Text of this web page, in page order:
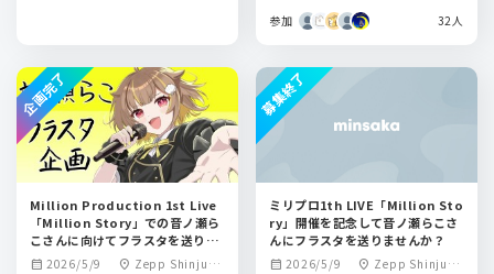
参加 32人
Million Production 1st Live
「Million Story」での音ノ瀬ら
こさんに向けてフラスタを送りま
せんか？
calendar_month 2026/5/9 location_on Zepp Shinjuku
企画完了
ミリプロ1th LIVE「Million Sto
ry」開催を記念して音ノ瀬らこさ
んにフラスタを送りませんか？
calendar_month 2026/5/9 location_on Zepp Shinjuku
募集終了